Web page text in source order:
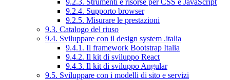
9.2.4. Supporto browser
9.2.5. Misurare le prestazioni
9.3. Catalogo del riuso
9.4. Sviluppare con il design system .italia
9.4.1. Il framework Bootstrap Italia
9.4.2. Il kit di sviluppo React
9.4.3. Il kit di sviluppo Angular
9.5. Sviluppare con i modelli di sito e servizi